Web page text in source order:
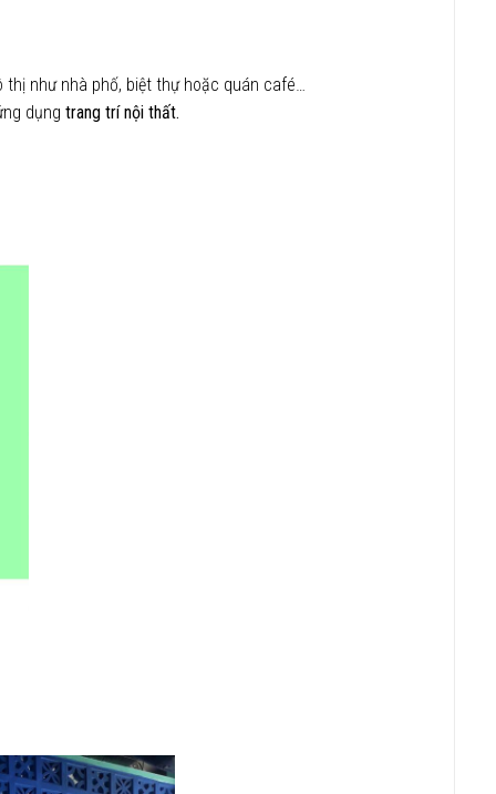
như nhà phố, biệt thự hoặc quán café…
dụng trang trí nội thất.